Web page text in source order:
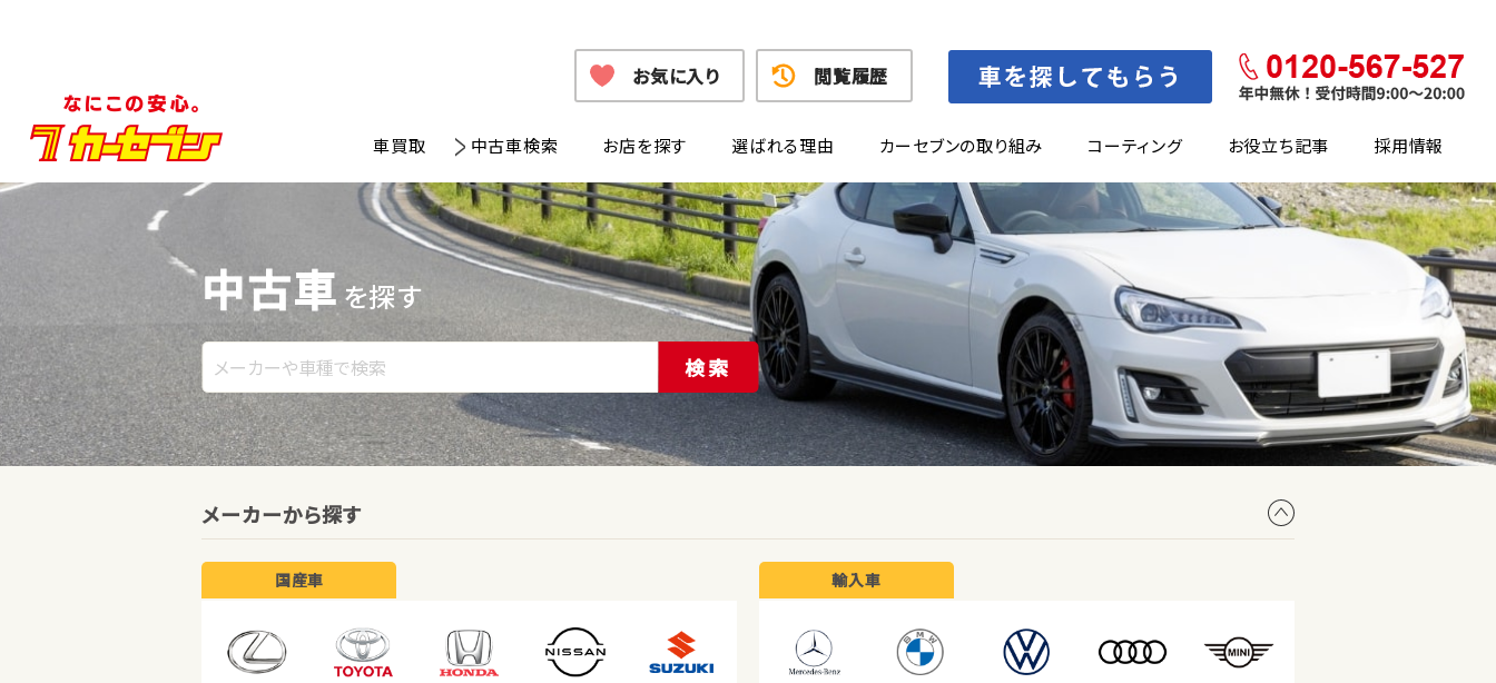
車買取 中古車検索 お店を探す 選ばれる理由 カーセブンの取り組み コーティング お役立ち記事 採用情報
お気に入り 閲覧履歴
中古車 を探す
検索
メーカーから探す
国産車 輸入車